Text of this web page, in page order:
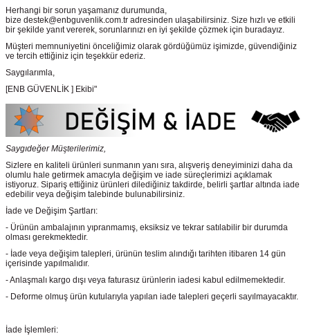
Herhangi bir sorun yaşamanız durumunda,
bize destek@enbguvenlik.com.tr adresinden ulaşabilirsiniz. Size hızlı ve etkili
bir şekilde yanıt vererek, sorunlarınızı en iyi şekilde çözmek için buradayız.
Müşteri memnuniyetini önceliğimiz olarak gördüğümüz işimizde, güvendiğiniz
ve tercih ettiğiniz için teşekkür ederiz.
Saygılarımla,
[ENB GÜVENLİK ] Ekibi"
Saygıdeğer Müşterilerimiz,
Sizlere en kaliteli ürünleri sunmanın yanı sıra, alışveriş deneyiminizi daha da
olumlu hale getirmek amacıyla değişim ve iade süreçlerimizi açıklamak
istiyoruz. Sipariş ettiğiniz ürünleri dilediğiniz takdirde, belirli şartlar altında iade
edebilir veya değişim talebinde bulunabilirsiniz.
İade ve Değişim Şartları:
- Ürünün ambalajının yıpranmamış, eksiksiz ve tekrar satılabilir bir durumda
olması gerekmektedir.
- İade veya değişim talepleri, ürünün teslim alındığı tarihten itibaren 14 gün
içerisinde yapılmalıdır.
- Anlaşmalı kargo dışı veya faturasız ürünlerin iadesi kabul edilmemektedir.
- Deforme olmuş ürün kutularıyla yapılan iade talepleri geçerli sayılmayacaktır.
İade İşlemleri: